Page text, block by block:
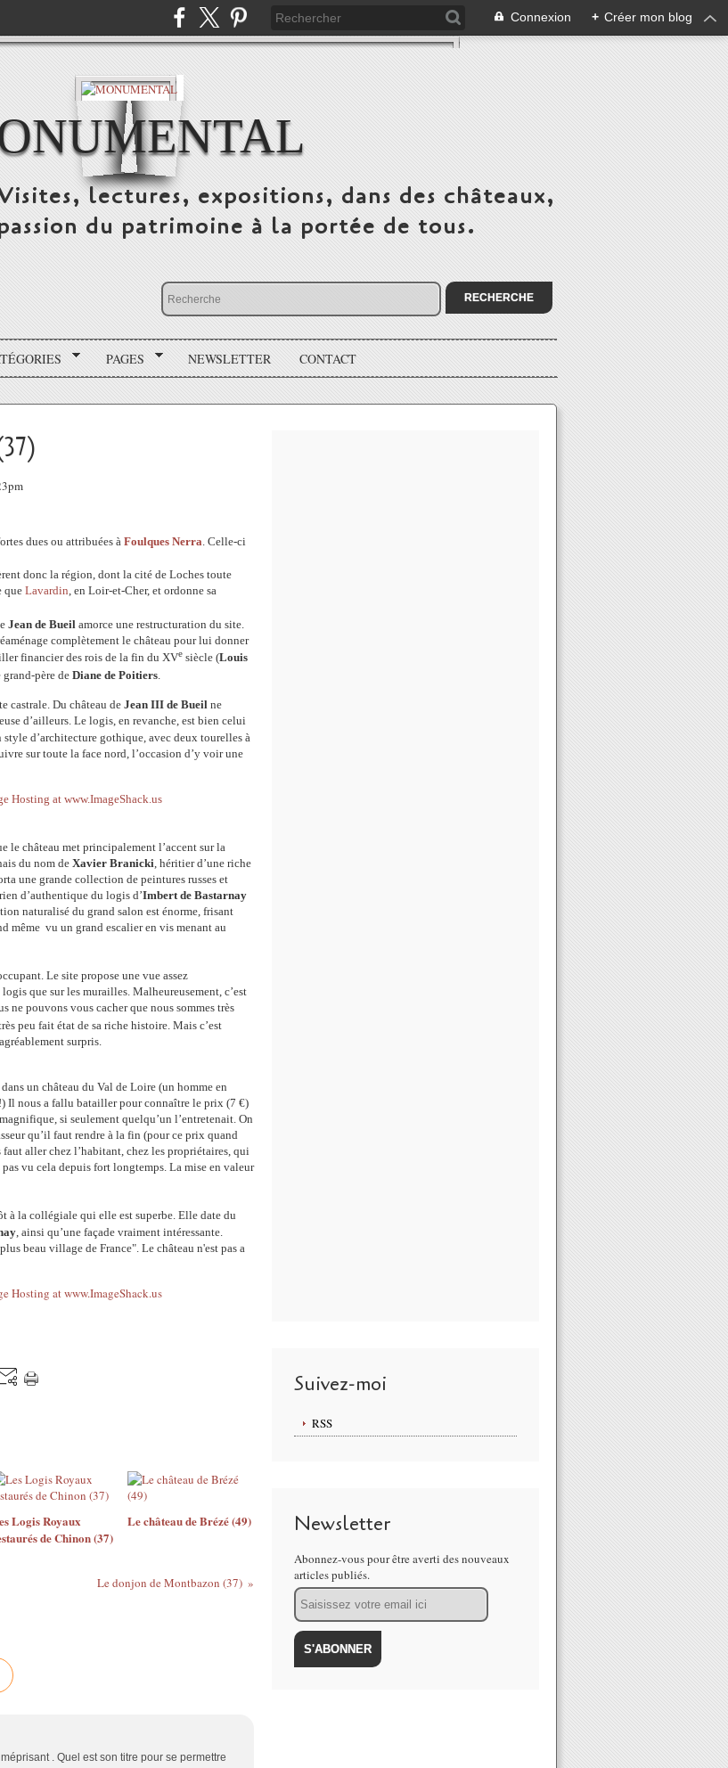
Connexion + Créer mon blog
lectures, expositions, dans des châteaux,
du patrimoine à la portée de tous.
PAGES NEWSLETTER CONTACT
dues ou attribuées à Foulques Nerra. Celle-ci
donc la région, dont la cité de Loches toute
queLavardin, en Loir-et-Cher, et ordonne sa
Jean de Bueil amorce une restructuration du site.
complètement le château pour lui donner
financier des rois de la fin du XVe siècle (Louis
père deDiane de Poitiers
castrale. Du château de Jean III de Bueil ne
d’ailleurs. Le logis, en revanche, est bien celui
d’architecture gothique, avec deux tourelles à
sur toute la face nord, l’occasion d’y voir une
le château met principalement l’accent sur la
du nom deXavier Branicki, héritier d’une riche
une grande collection de peintures russes et
d’authentique du logis d’Imbert de Bastarnay
naturalisé du grand salon est énorme, frisant
même vu un grand escalier en vis menant au
Le site propose une vue assez
que sur les murailles. Malheureusement, c’est
ne pouvons vous cacher que nous sommes très
peu fait état de sa riche histoire. Mais c’est
surpris.
un château du Val de Loire (un homme en
Il nous a fallu batailler pour connaître le prix (7 €)
si seulement quelqu’un l’entretenait. On
qu’il faut rendre à la fin (pour ce prix quand
aller chez l’habitant, chez les propriétaires, qui
vu cela depuis fort longtemps. La mise en valeur
à la collégiale qui elle est superbe. Elle date du
, ainsi qu’une façade vraiment intéressante.
beau village de France". Le château n'est pas a
Logis Royaux
de Chinon (37)
Le château de Brézé (49)
Le donjon de Montbazon (37)
. Quel est son titre pour se permettre
Suivez-moi
RSS
Newsletter
Abonnez-vous pour être averti des nouveaux
articles publiés.
Email